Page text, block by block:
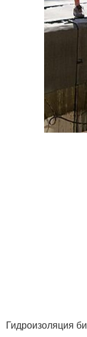
Гидроизоляция